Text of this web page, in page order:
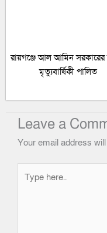
রায়গঞ্জে আল আমিন সরকারের
মৃত্যুবার্ষিকী পালিত
Leave a
Your email address
here..